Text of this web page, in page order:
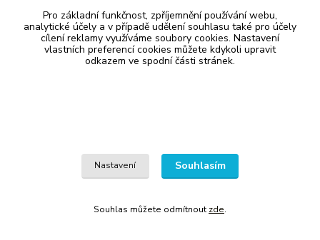
brožovaná, čtená, dobrý stav, aktuální foto
70 Kč/ks skladem 1 ks
Přidat do košíku
Pro základní funkčnost, zpříjemnění používání webu,
analytické účely a v případě udělení souhlasu také pro účely
cílení reklamy využíváme soubory cookies. Nastavení
vlastních preferencí cookies můžete kdykoli upravit
odkazem ve spodní části stránek.
Nastavení Souhlasím
Souhlas můžete odmítnout zde.